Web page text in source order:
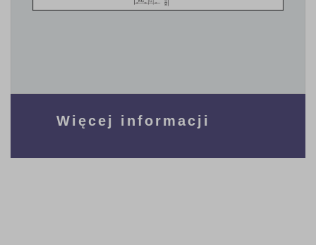
Więcej informacji